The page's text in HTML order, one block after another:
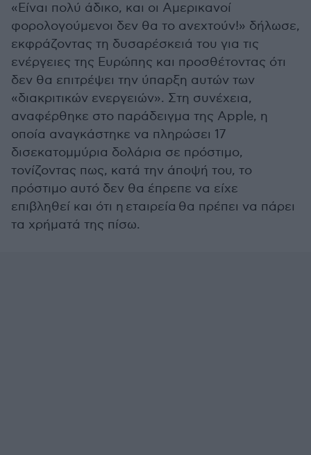
«Είναι πολύ άδικο, και οι Αμερικανοί
φορολογούμενοι δεν θα το ανεχτούν!» δήλωσε,
εκφράζοντας τη δυσαρέσκειά του για τις
ενέργειες της Ευρώπης και προσθέτοντας ότι
δεν θα επιτρέψει την ύπαρξη αυτών των
«διακριτικών ενεργειών». Στη συνέχεια,
αναφέρθηκε στο παράδειγμα της Apple, η
οποία αναγκάστηκε να πληρώσει 17
δισεκατομμύρια δολάρια σε πρόστιμο,
τονίζοντας πως, κατά την άποψή του, το
πρόστιμο αυτό δεν θα έπρεπε να είχε
επιβληθεί και ότι η εταιρεία θα πρέπει να πάρει
τα χρήματά της πίσω.